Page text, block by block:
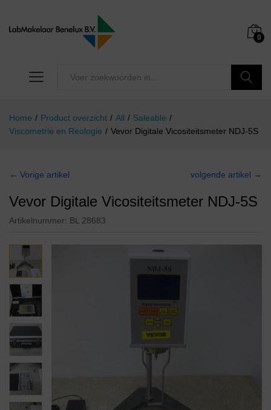
0
Home / Product overzicht / All / Saleable /
Viscometrie en Reologie / Vevor Digitale Vicositeitsmeter NDJ-5S
← Vorige artikel volgende artikel →
Vevor Digitale Vicositeitsmeter NDJ-5S
Artikelnummer: BL 28683